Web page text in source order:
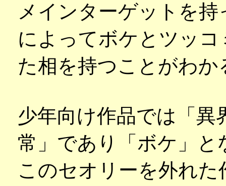
メインターゲットを
によってボケとツッ
た相を持つことがわか
少年向け作品では「異
常」であり「ボケ」
このセオリーを外れ